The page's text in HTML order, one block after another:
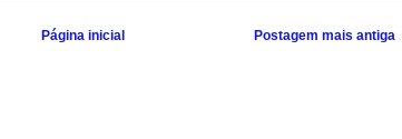
Postagem mais antiga
Página inicial